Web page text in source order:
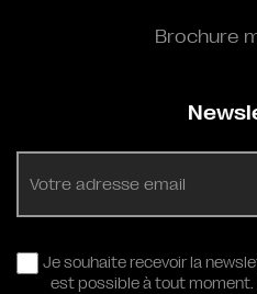
Brochure
Je souhaite recevoir la
est possible à tout moment.